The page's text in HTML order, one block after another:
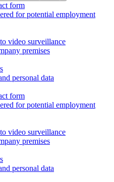
form
for potential employment
video surveillance
premises
personal data
form
for potential employment
video surveillance
premises
personal data